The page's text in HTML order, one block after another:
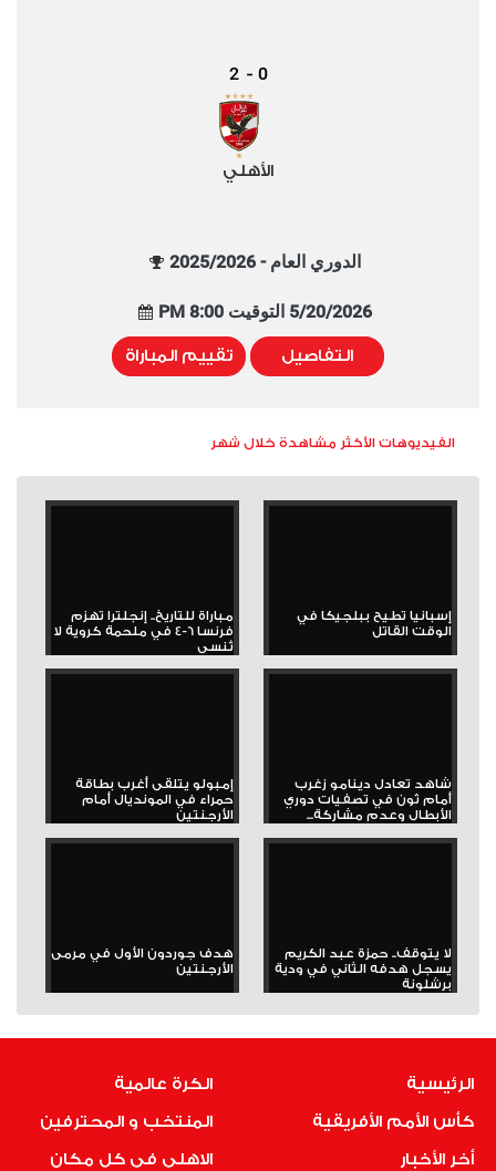
0
-
2
الأهلي
الدوري العام - 2025/2026
5/20/2026 التوقيت 8:00 PM
التفاصيل تقييم المباراة
الفيديوهات الأكثر مشاهدة خلال شهر
إسبانيا تطيح ببلجيكا في
الوقت القاتل
مباراة للتاريخ.. إنجلترا تهزم
فرنسا 6-4 في ملحمة كروية لا
تُنسى
شاهد تعادل دينامو زغرب
أمام ثون في تصفيات دوري
الأبطال وعدم مشاركة...
إمبولو يتلقى أغرب بطاقة
حمراء في المونديال أمام
الأرجنتين
لا يتوقف.. حمزة عبد الكريم
يسجل هدفه الثاني في ودية
برشلونة
هدف جوردون الأول في مرمى
الأرجنتين
الرئيسية
كأس الأمم الأفريقية
أخر الأخبار
الكرة عالمية
المنتخب و المحترفين
الاهلى فى كل مكان